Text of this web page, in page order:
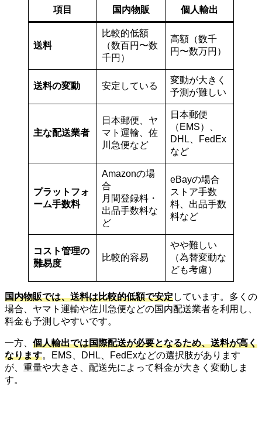
項目 国内物販 個人輸出
送料
比較的低額
（数百円〜数
千円）
高額（数千
円〜数万円）
送料の変動 安定している
変動が大きく
予測が難しい
主な配送業者
日本郵便、ヤ
マト運輸、佐
川急便など
日本郵便
（EMS）、
DHL、FedEx
など
プラットフォ
ーム手数料
Amazonの場
合
月間登録料・
出品手数料な
ど
eBayの場合
ストア手数
料、出品手数
料など
コスト管理の
難易度
比較的容易
やや難しい
（為替変動な
ども考慮）
国内物販では、送料は比較的低額で安定しています。多くの
場合、ヤマト運輸や佐川急便などの国内配送業者を利用し、
料金も予測しやすいです。
一方、 個人輸出では国際配送が必要となるため、送料が高く
なります。EMS、DHL、FedExなどの選択肢があります
が、重量や大きさ、配送先によって料金が大きく変動しま
す。